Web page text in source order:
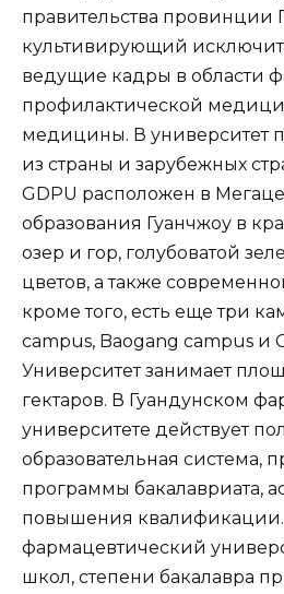
правительства провинции
культивирующий
ведущие кадры в области
профилактической
медицины. В университет
из страны и зарубежных
GDPU расположен в
образования Гуанчжоу в
озер и гор, голубоватой
цветов, а также
кроме того, есть еще три
campus, Baogang campus и
Университет занимает
гектаров. В Гуандунском
университете действует
образовательная система,
программы бакалавриата,
повышения квалификации.
фармацевтический
школ, степени бакалавра